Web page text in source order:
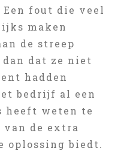
fout die veel
maken
de streep
dat ze niet
hadden
bedrijf al een
heeft weten te
de extra
oplossing biedt.